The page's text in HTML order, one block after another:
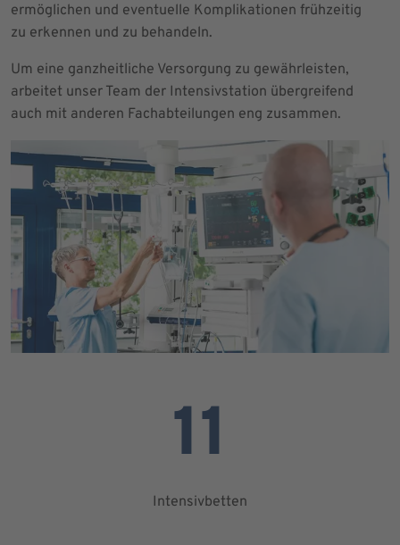
ermöglichen und eventuelle Komplikationen frühzeitig
zu erkennen und zu behandeln.
Um eine ganzheitliche Versorgung zu gewährleisten,
arbeitet unser Team der Intensivstation übergreifend
auch mit anderen Fachabteilungen eng zusammen.
11
Intensivbetten